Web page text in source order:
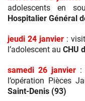
adolescents en
Hospitalier Général
jeudi 24 janvier :
l’adolescent au CHU
samedi 26 janvier :
l’opération Pièces
Saint-Denis (93)